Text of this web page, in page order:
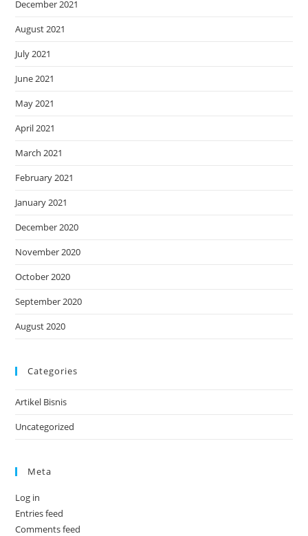
December 2021
August 2021
July 2021
June 2021
May 2021
April 2021
March 2021
February 2021
January 2021
December 2020
November 2020
October 2020
September 2020
August 2020
Categories
Artikel Bisnis
Uncategorized
Meta
Log in
Entries feed
Comments feed